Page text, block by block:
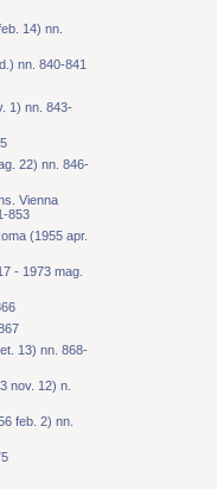
14) nn.
nn. 840-841
1) nn. 843-
22) nn. 846-
Vienna
853
(1955 apr.
- 1973 mag.
13) nn. 868-
nov. 12) n.
feb. 2) nn.